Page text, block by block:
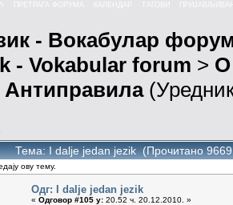
КАЛЕНДАР
- Вокабулар
- Vokabular forum > О
Антиправила
Тема: I dalje jedan jezik (Прочитано
ову тему.
Одг: I dalje jedan jezik
« Одговор #105 у: 20.52 ч. 20.12.2010. »